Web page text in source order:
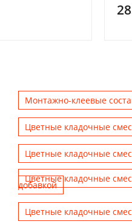
Монтажно-клеевые
Цветные кладочные
Цветные кладочные
Цветные кладочные
добавкой
Цветные кладочные